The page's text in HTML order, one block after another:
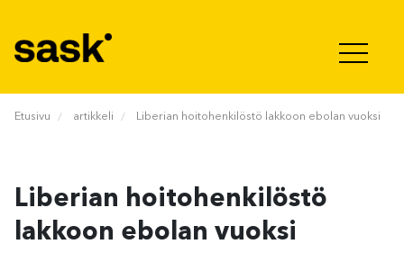
Etusivu artikkeli Liberian hoitohenkilöstö lakkoon ebolan vuoksi
Liberian hoitohenkilöstö
lakkoon ebolan vuoksi